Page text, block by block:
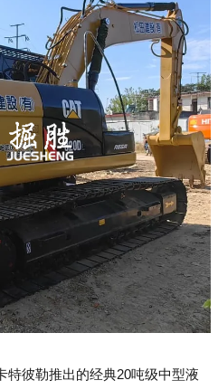
特彼勒推出的经典20吨级中型液